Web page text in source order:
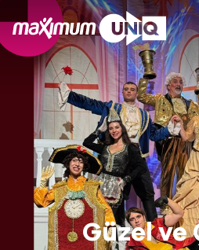
Güzel ve